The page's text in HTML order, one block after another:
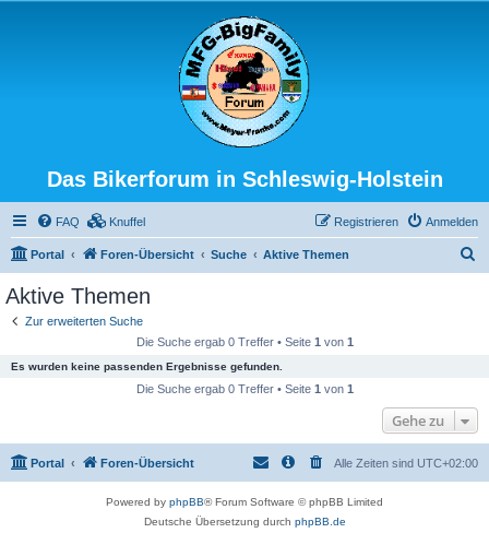
Das Bikerforum in Schleswig-Holstein
FAQ Knuffel Anmelden
Registrieren
Portal Foren-Übersicht Suche Aktive Themen
Aktive Themen
Zur erweiterten Suche
Die Suche ergab 0 Treffer • Seite 1 von 1
Es wurden keine passenden Ergebnisse gefunden.
Die Suche ergab 0 Treffer • Seite 1 von 1
Gehe zu
Portal Foren-Übersicht Alle Zeiten sind UTC+02:00
Powered by phpBB® Forum Software © phpBB Limited
Deutsche Übersetzung durch phpBB.de